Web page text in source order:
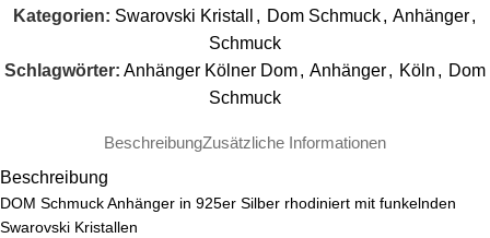
Kategorien: Swarovski Kristall , Dom Schmuck , Anhänger ,
Schmuck
Schlagwörter: Anhänger Kölner Dom, Anhänger, Köln , Dom
Schmuck
BeschreibungZusätzliche Informationen
Beschreibung
DOM Schmuck Anhänger in 925er Silber rhodiniert mit funkelnden
Swarovski Kristallen